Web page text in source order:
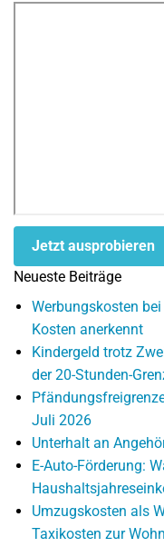
Jetzt ausprobieren
Neueste Beiträge
Werbungskosten
Kosten anerkennt
Kindergeld trotz
der 20-Stunden-
Juli 2026
Unterhalt an
E-Auto-Förderung:
Umzugskosten als
Taxikosten zur